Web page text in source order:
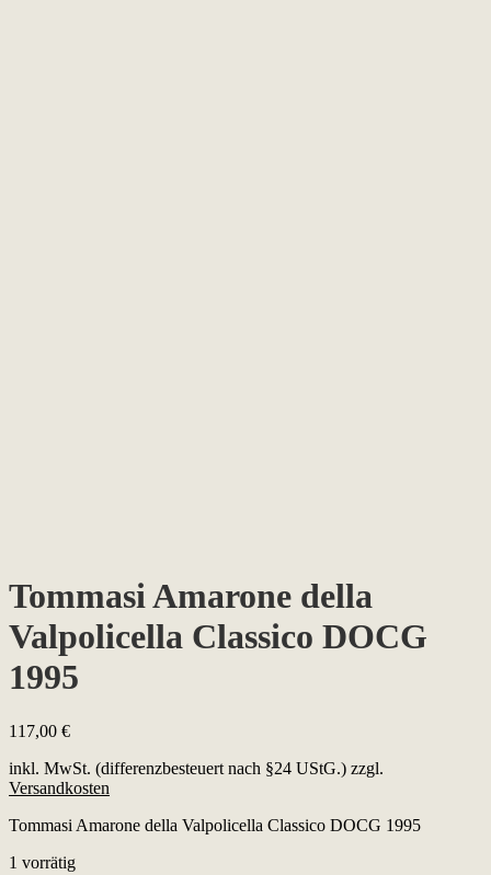
Tommasi Amarone della
Valpolicella Classico DOCG
1995
117,00 €
inkl. MwSt. (differenzbesteuert nach §24 UStG.) zzgl.
Versandkosten
Tommasi Amarone della Valpolicella Classico DOCG 1995
1 vorrätig